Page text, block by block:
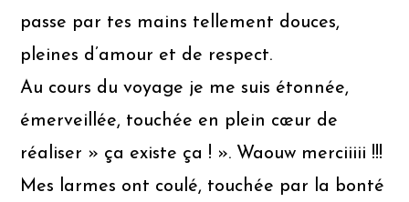
passe par tes mains tellement douces,
pleines d’amour et de respect.
Au cours du voyage je me suis étonnée,
émerveillée, touchée en plein cœur de
réaliser » ça existe ça ! ». Waouw merciiiii !!!
Mes larmes ont coulé, touchée par la bonté